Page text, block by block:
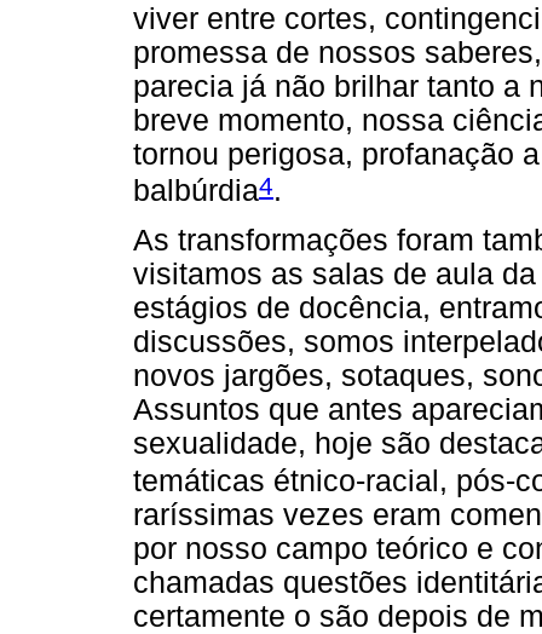
viver entre cortes,
promessa de nossos
parecia já não brilhar tanto a
breve momento, nossa
tornou perigosa, profanação
balbúrdia4.
As transformações foram
visitamos as salas de aula
estágios de docência,
discussões, somos
novos jargões, sotaques,
Assuntos que antes
sexualidade, hoje são
temáticas étnico-racial, pós-
raríssimas vezes eram
por nosso campo teórico e
chamadas questões
certamente o são depois de